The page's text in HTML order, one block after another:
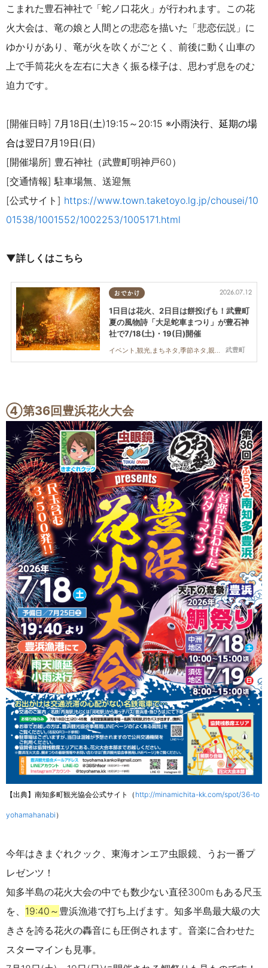
こまれた豊石神社で「蛇ノ口花火」が行われます。 この花
火大会は、竜の娘と人間との悲恋を描いた「悲恋伝説」に
ゆかりがあり、竜が火を吹くがごとく、前後に動く山車の
上で手筒花火を左右に大きく振る様子は、思わず息をのむ
迫力です。
[開催日時] 7月18日(土)19:15～20:15 ※小雨決行、延期の場
合は翌日7月19日(日)
[開催場所] 豊石神社（武豊町明神戸60）
[交通情報] 駐車場無、送迎無
[公式サイト] https://www.town.taketoyo.lg.jp/chousei/10
01538/1001552/1002253/1005171.html
▼詳しくはこちら
おでかけ
武豊町
2026.07.12
1日目は花火、2日目は餅投げも！武豊町
夏の風物詩「大足蛇車まつり」が豊石神
社で7/18(土)・19(日)開催
④第36回豊浜花火大会
【出典】南知多町観光協会公式サイト（ http://minamichita-kk.com/spot/36-to
yohamahanabi ）
今年はきまぐれクック、東海オンエア虫眼鏡、うお一番プ
レゼンツ！
知多半島の花火大会の中でも数少ない直径300m もある尺玉
を、 19:40 ～ 豊浜漁港で打ち上げます。知多半島最大級の大
きさを誇る花火の轟音にも圧倒されます。音楽に合わせた
スターマインも見事。